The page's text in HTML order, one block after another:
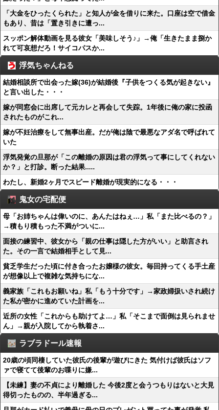
「大金をひったくられた」と知人が金を借りに来た。口座は空で借金
もあり、昔は「置き引きに遭っ...
スッポン解体動画を見る彼女「美味しそう♪」→俺「生きたまま捌か
れて可哀想だろ！サイコパスか...
浮気ちゃんねる
結婚相談所で出会った嫁(36)が結婚後『子供をつくる気が起きない』
と言い出した・・・
嫁が同窓会に出席して元カレと再会して失踪。1年後に俺の家に投函
されたものがこれ...
嫁が不妊治療をして無事出産。だが俺は陰で最悪なアダ名で呼ばれて
いた
浮気発覚の旦那が「この離婚の原因は君の浮気って事にしてくれない
か？」と打診。断った結果.....
わたし、新婚2ヶ月でスピード離婚が現実的になる・・・
鬼女の宅配便
母「お姉ちゃんは偉いのに、あんたはねぇ…」私「また比べるの？」
→積もり積もった不満がついに...
面接の練習中、彼女から「親の仕事は隠した方がいい」と助言され
た。その一言で結婚相手として見...
貧乏学生だった頃に付き合ったお嬢様の彼女。毎回持ってくる手土産
が想像以上で複雑な気持ちにな...
義家族「これもお願いね」私「もう十分です」→家政婦扱いされ続け
た私が密かに進めていた計画を...
近所の女性「これからも助けてよ…」私「そこまで面倒は見られませ
ん」→親が入院してから執着さ...
ラブラドール速報
20歳の頃同棲していた彼氏の後輩が遊びにきた 気付けば彼氏はソフ
ァで寝てて後輩のお喋りに嫌...
【未練】妻の不貞により離婚した 今後2度と会うつもりはないと大見
得切ったものの、半年過ぎる...